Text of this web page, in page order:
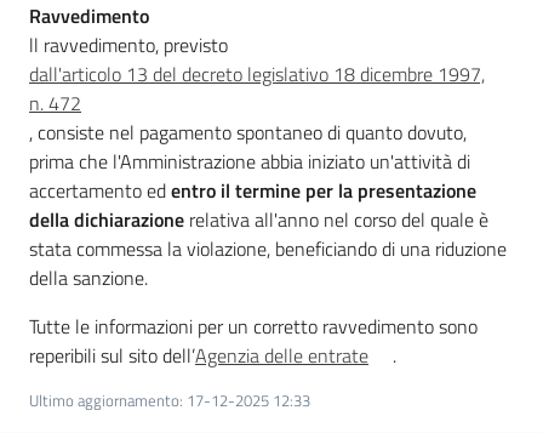
Addizionali
e
imposte
Finanze
Argomenti
Ravvedimento
ll ravvedimento, previsto
dall'articolo 13 del decreto legislativo 18 dicembre 1997,
n. 472
, consiste nel pagamento spontaneo di quanto dovuto,
prima che l'Amministrazione abbia iniziato un'attività di
accertamento edentro il termine per la presentazione
della dichiarazione relativa all'anno nel corso del quale è
stata commessa la violazione, beneficiando di una riduzione
della sanzione.
Tutte le informazioni per un corretto ravvedimento sono
reperibili sul sito dell’Agenzia delle entrate .
Ultimo aggiornamento: 17-12-2025 12:33